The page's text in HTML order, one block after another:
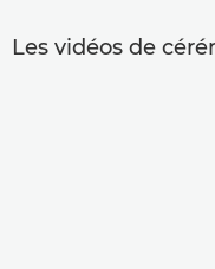
Les vidéos de